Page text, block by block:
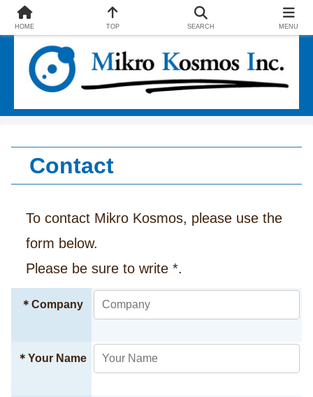
エコファインとSSUで社会に貢献する企業
Contact
To contact Mikro Kosmos, please use the
form below.
Please be sure to write *.
＊ Company
＊ Your Name
HOME TOP SEARCH MENU